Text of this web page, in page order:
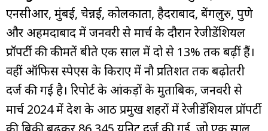
एनसीआर, मुंबई, चेन्नई, कोलकाता, हैदराबाद, बेंगलुरु, पुणे
और अहमदाबाद में जनवरी से मार्च के दौरान रेजीडेंशियल
प्रॉपर्टी की कीमतें बीते एक साल में दो से 13% तक बढ़ीं हैं।
वहीं ऑफिस स्पेएस के किराए में नौ प्रतिशत तक बढ़ोतरी
दर्ज की गई है। रिपोर्ट के आंकड़ों के मुताबिक, जनवरी से
मार्च 2024 में देश के आठ प्रमुख शहरों में रेजीडेंशियल प्रॉपर्टी